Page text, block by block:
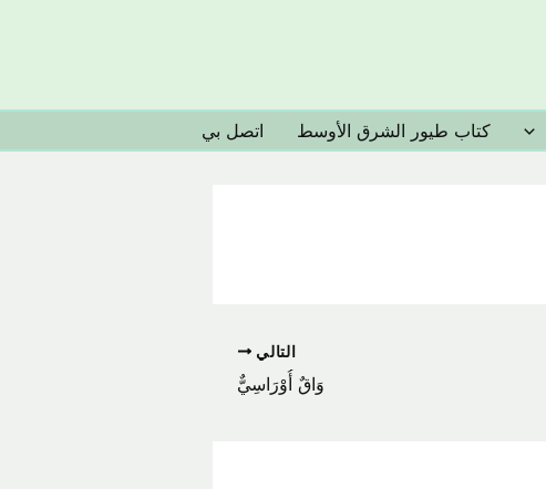
كتاب طيور الشرق الأوسط اتصل بي
التالي
وَاقٌ أُوْرَاسِيٌّ